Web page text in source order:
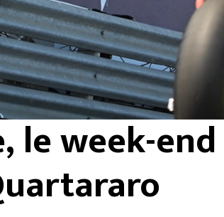
le week-